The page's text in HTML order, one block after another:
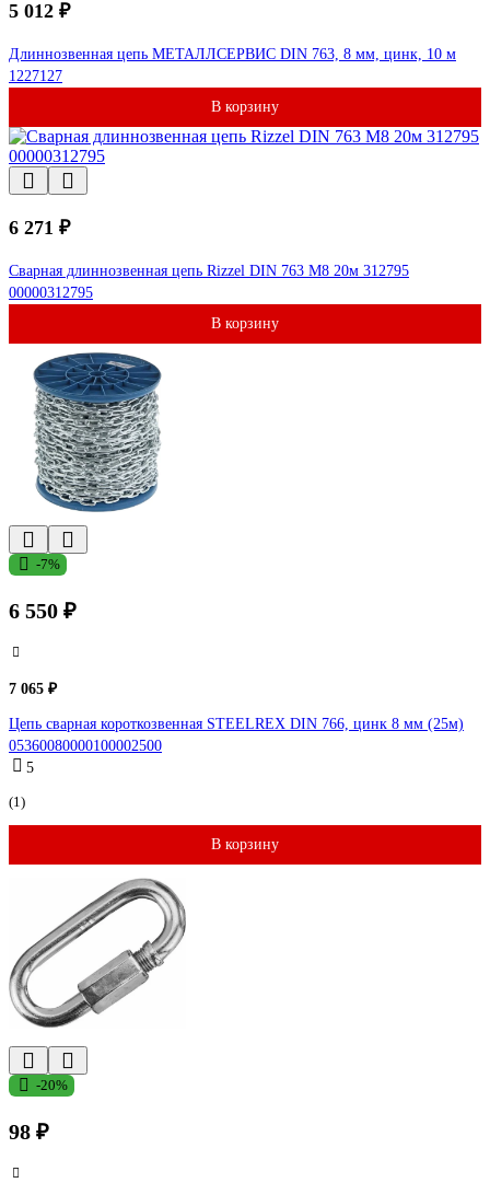
5 012 ₽
Длиннозвенная цепь МЕТАЛЛСЕРВИС DIN 763, 8 мм, цинк, 10 м
1227127
В корзину
6 271 ₽
Сварная длиннозвенная цепь Rizzel DIN 763 М8 20м 312795
00000312795
В корзину
-7%
6 550 ₽
7 065 ₽
Цепь сварная короткозвенная STEELREX DIN 766, цинк 8 мм (25м)
05360080000100002500
5
(1)
В корзину
-20%
98 ₽